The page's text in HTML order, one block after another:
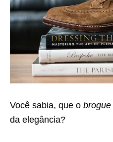
Você sabia, que o brogue
da elegância?